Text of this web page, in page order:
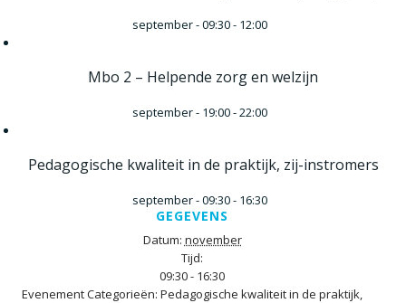
september - 09:30- 12:00
Mbo 2 – Helpende zorg en welzijn
september - 19:00-22:00
Pedagogische kwaliteit in de praktijk, zij-instromers
september - 09:30- 16:30
GEGEVENS
Datum: november
Tijd:
09:30 - 16:30
Evenement Categorieën: Pedagogische kwaliteit in de praktijk,